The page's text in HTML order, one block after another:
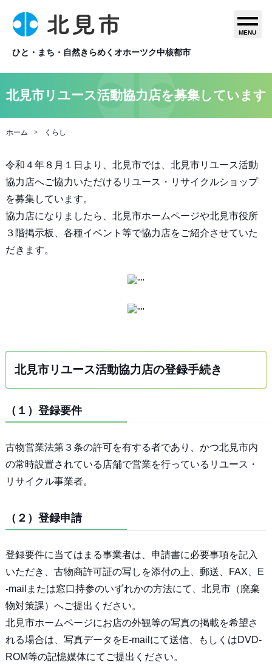
ひと・まち・自然きらめくオホーツク中核都市
MENU
北見市リユース活動協力店を募集しています
ホーム くらし
令和４年８月１日より、北見市では、北見市リユース活動
協力店へご協力いただけるリユース・リサイクルショップ
を募集しています。
協力店になりましたら、北見市ホームページや北見市役所
３階掲示板、各種イベント等で協力店をご紹介させていた
だきます。
北見市リユース活動協力店の登録手続き
（１）登録要件
古物営業法第３条の許可を有する者であり、かつ北見市内
の常時設置されている店舗で営業を行っているリユース・
リサイクル事業者。
（２）登録申請
登録要件に当てはまる事業者は、申請書に必要事項を記入
いただき、古物商許可証の写しを添付の上、郵送、FAX、E
-mailまたは窓口持参のいずれかの方法にて、北見市（廃棄
物対策課）へご提出ください。
北見市ホームページにお店の外観等の写真の掲載を希望さ
れる場合は、写真データをE-mailにて送信、もしくはDVD-
ROM等の記憶媒体にてご提出ください。